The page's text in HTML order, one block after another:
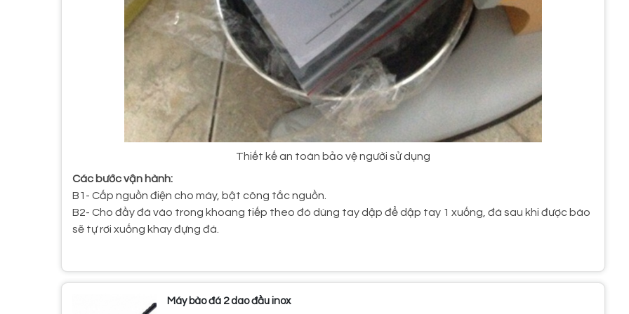
Thiết kế an toàn bảo vệ người sử dụng
Các bước vận hành:
B1- Cấp nguồn điện cho máy, bật công tắc nguồn.
B2- Cho đầy đá vào trong khoang tiếp theo đó dùng tay dập để dập tay 1 xuống, đá sau khi được bào
sẽ tự rơi xuống khay đựng đá.
Máy bào đá 2 dao đầu inox